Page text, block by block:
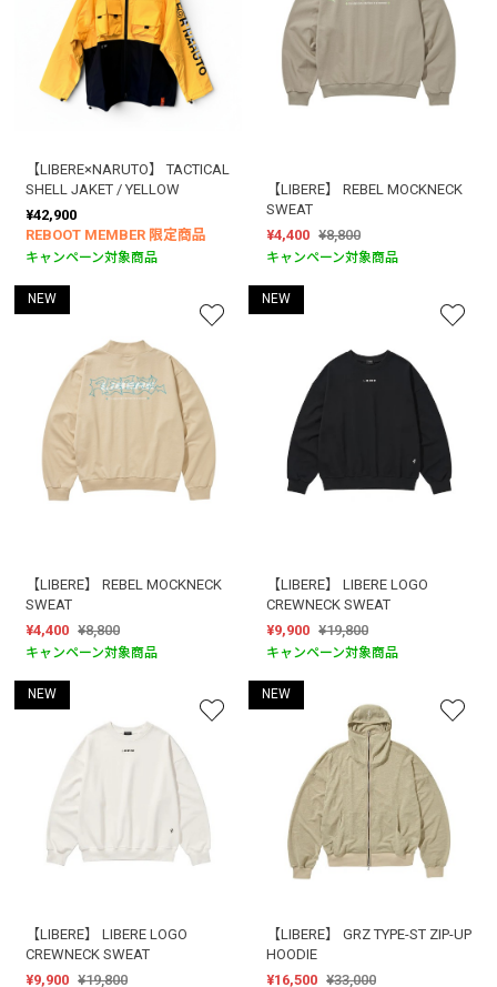
【LIBERE×NARUTO】 TACTICAL
SHELL JAKET / YELLOW
¥42,900
REBOOT MEMBER 限定商品
キャンペーン対象商品
【LIBERE】 REBEL MOCKNECK
SWEAT
¥4,400 ¥8,800
キャンペーン対象商品
NEW
【LIBERE】 REBEL MOCKNECK
SWEAT
¥4,400 ¥8,800
キャンペーン対象商品
NEW
【LIBERE】 LIBERE LOGO
CREWNECK SWEAT
¥9,900 ¥19,800
キャンペーン対象商品
NEW
【LIBERE】 LIBERE LOGO
CREWNECK SWEAT
¥9,900 ¥19,800
NEW
【LIBERE】 GRZ TYPE-ST ZIP-UP
HOODIE
¥16,500 ¥33,000